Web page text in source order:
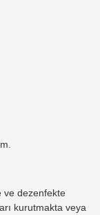
ve dezenfekte
kurutmakta veya